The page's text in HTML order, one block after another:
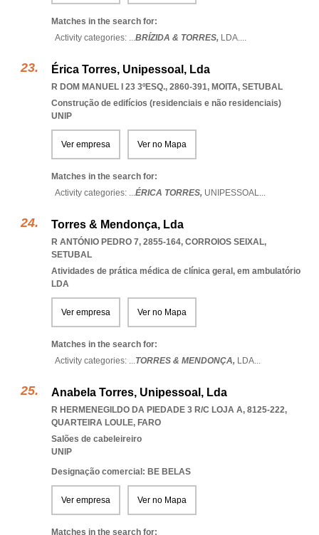
Matches in the search for:
Activity categories: ...BRÍZIDA & TORRES, LDA....
Érica Torres, Unipessoal, Lda
R DOM MANUEL I 23 3ºESQ., 2860-391, MOITA, SETUBAL
Construção de edifícios (residenciais e não residenciais)
UNIP
Ver empresa Ver no Mapa
Matches in the search for:
Activity categories: ...ÉRICA TORRES, UNIPESSOAL...
Torres & Mendonça, Lda
R ANTÓNIO PEDRO 7, 2855-164, CORROIOS SEIXAL,
SETUBAL
Atividades de prática médica de clínica geral, em ambulatório
LDA
Ver empresa Ver no Mapa
Matches in the search for:
Activity categories: ...TORRES & MENDONÇA, LDA...
Anabela Torres, Unipessoal, Lda
R HERMENEGILDO DA PIEDADE 3 R/C LOJA A, 8125-222,
QUARTEIRA LOULE, FARO
Salões de cabeleireiro
UNIP
Designação comercial: BE BELAS
Ver empresa Ver no Mapa
Matches in the search for: